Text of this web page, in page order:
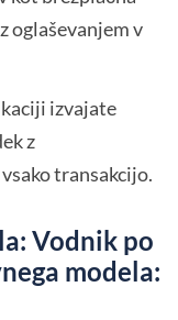
oglaševanjem v
izvajate
z
transakcijo.
Vodnik po
modela: